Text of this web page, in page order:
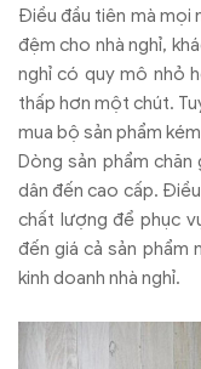
Điều đầu tiên mà mọi
đệm cho nhà nghỉ,
nghỉ có quy mô nhỏ
thấp hơn một chút.
mua bộ sản phẩm
Dòng sản phẩm
dân đến cao cấp.
chất lượng để phục
đến giá cả sản phẩm
kinh doanh nhà nghỉ.